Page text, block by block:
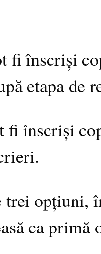
fi înscriși
etapa de
înscriși
opțiuni,
ca primă